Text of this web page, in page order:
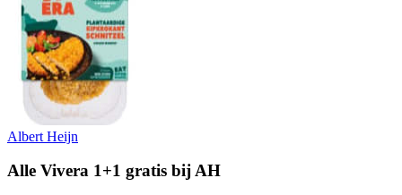
Albert Heijn
Alle Vivera 1+1 gratis bij AH